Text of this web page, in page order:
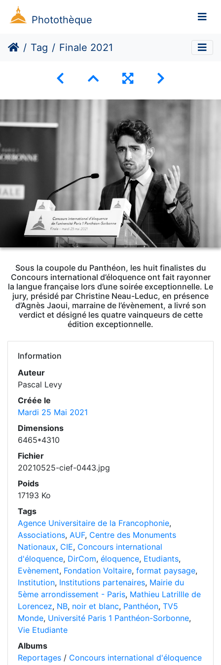
Photothèque
Tag Finale 2021
Sous la coupole du Panthéon, les huit finalistes du
Concours international d’éloquence ont fait rayonner
la langue française lors d’une soirée exceptionnelle. Le
jury, présidé par Christine Neau-Leduc, en présence
d’Agnès Jaoui, marraine de l’évènement, a livré son
verdict et désigné les quatre vainqueurs de cette
édition exceptionnelle.
Information
Auteur
Pascal Levy
Créée le
Mardi 25 Mai 2021
Dimensions
6465*4310
Fichier
20210525-cief-0443.jpg
Poids
17193 Ko
Tags
Agence Universitaire de la Francophonie,
Associations, AUF, Centre des Monuments
Nationaux, CIE, Concours international
d'éloquence, DirCom, éloquence, Etudiants,
Evènement, Fondation Voltaire, format paysage,
Institution, Institutions partenaires, Mairie du
5ème arrondissement - Paris, Mathieu Latrillle de
Lorencez, NB, noir et blanc, Panthéon, TV5
Monde, Université Paris 1 Panthéon-Sorbonne,
Vie Etudiante
Albums
Reportages / Concours international d'éloquence